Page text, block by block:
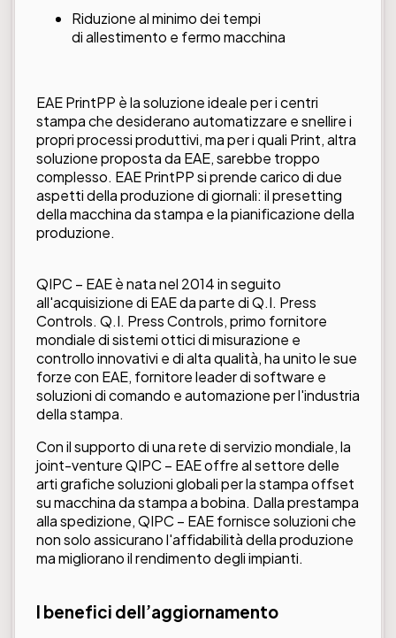
Riduzione al minimo dei tempi
di allestimento e fermo macchina
EAE PrintPP è la soluzione ideale per i centri
stampa che desiderano automatizzare e snellire i
propri processi produttivi, ma per i quali Print, altra
soluzione proposta da EAE, sarebbe troppo
complesso. EAE PrintPP si prende carico di due
aspetti della produzione di giornali: il presetting
della macchina da stampa e la pianificazione della
produzione.
QIPC – EAE è nata nel 2014 in seguito
all'acquisizione di EAE da parte di Q.I. Press
Controls. Q.I. Press Controls, primo fornitore
mondiale di sistemi ottici di misurazione e
controllo innovativi e di alta qualità, ha unito le sue
forze con EAE, fornitore leader di software e
soluzioni di comando e automazione per l'industria
della stampa.
Con il supporto di una rete di servizio mondiale, la
joint-venture QIPC – EAE offre al settore delle
arti grafiche soluzioni globali per la stampa offset
su macchina da stampa a bobina. Dalla prestampa
alla spedizione, QIPC – EAE fornisce soluzioni che
non solo assicurano l'affidabilità della produzione
ma migliorano il rendimento degli impianti.
I benefici dell’aggiornamento